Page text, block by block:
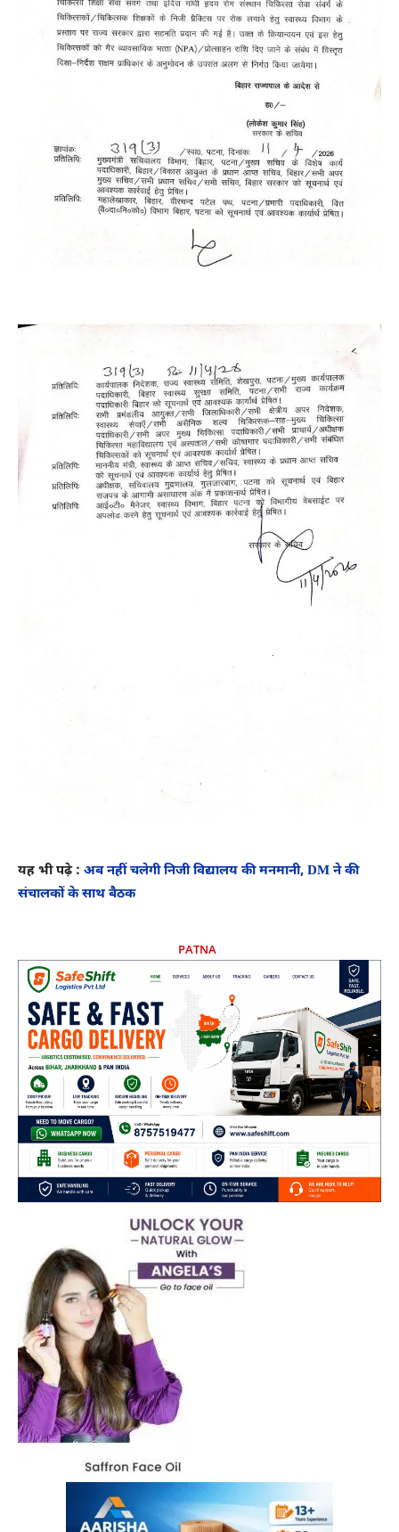
यह भी पढ़े : अब नहीं चलेगी निजी विद्यालय की मनमानी, DM ने की
संचालकों के साथ बैठक
PATNA